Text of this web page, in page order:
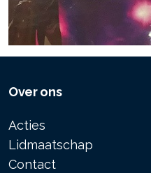
Over ons
Acties
Lidmaatschap
Contact